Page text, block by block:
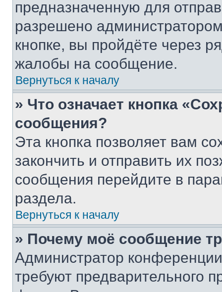
предназначенную для
разрешено
кнопке, вы пройдёте через
жалобы на сообщение.
Вернуться к началу
» Что означает кнопка
сообщения?
Эта кнопка позволяет вам
закончить и отправить их
сообщения перейдите в
раздела.
Вернуться к началу
» Почему моё сообщение
Администратор
требуют предварительного